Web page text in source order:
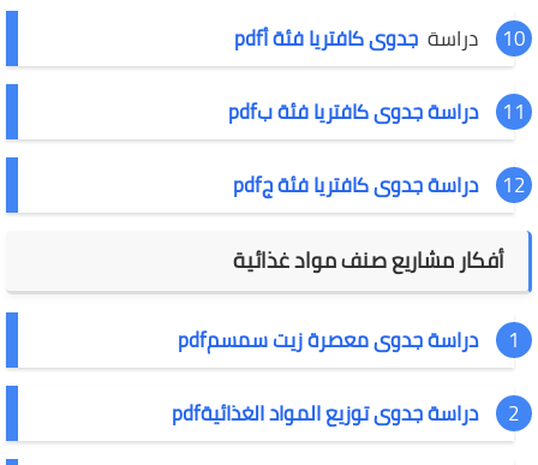
دراسة جدوى كافتريا فئة أpdf
دراسة جدوى كافتريا فئة بpdf
دراسة جدوى كافتريا فئة جpdf
أفكار مشاريع صنف مواد غذائية
دراسة جدوى معصرة زيت سمسمpdf
دراسة جدوى توزيع المواد الغذائيةpdf